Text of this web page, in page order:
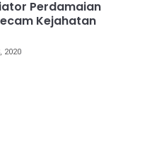
Perdamaian
Kejahatan
2020